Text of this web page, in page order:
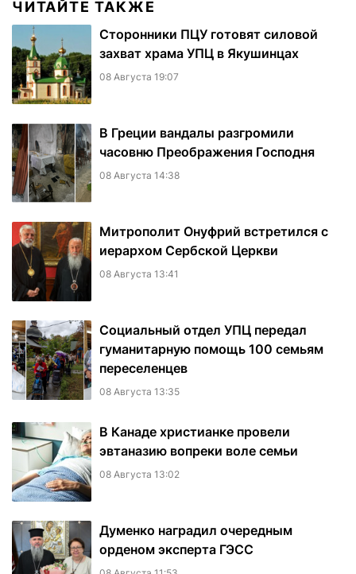
ЧИТАЙТЕ ТАКЖЕ
Сторонники ПЦУ готовят силовой
захват храма УПЦ в Якушинцах
08 Августа 19:07
В Греции вандалы разгромили
часовню Преображения Господня
08 Августа 14:38
Митрополит Онуфрий встретился с
иерархом Сербской Церкви
08 Августа 13:41
Социальный отдел УПЦ передал
гуманитарную помощь 100 семьям
переселенцев
08 Августа 13:35
В Канаде христианке провели
эвтаназию вопреки воле семьи
08 Августа 13:02
Думенко наградил очередным
орденом эксперта ГЭСС